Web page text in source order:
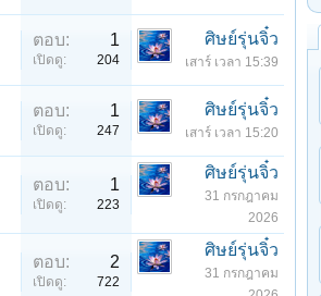
ตอบ: 1
เปิดดู: 204
ศิษย์รุ่นจิ๋ว
เสาร์ เวลา 15:39
ตอบ: 1
เปิดดู: 247
ศิษย์รุ่นจิ๋ว
เสาร์ เวลา 15:20
ตอบ: 1
เปิดดู: 223
ศิษย์รุ่นจิ๋ว
31 กรกฎาคม
2026
ตอบ: 2
เปิดดู: 722
ศิษย์รุ่นจิ๋ว
31 กรกฎาคม